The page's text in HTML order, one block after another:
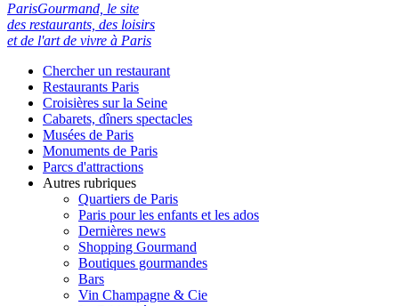
ParisGourmand, le site
des restaurants, des loisirs
et de l'art de vivre à Paris
Chercher un restaurant
Restaurants Paris
Croisières sur la Seine
Cabarets, dîners spectacles
Musées de Paris
Monuments de Paris
Parcs d'attractions
Autres rubriques
Quartiers de Paris
Paris pour les enfants et les ados
Dernières news
Shopping Gourmand
Boutiques gourmandes
Bars
Vin Champagne & Cie